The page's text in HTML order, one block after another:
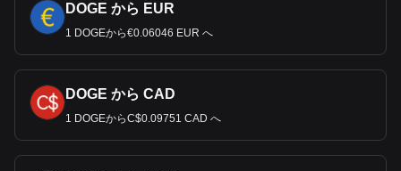
DOGE から EUR
1 DOGEから€0.06046 EUR へ
DOGE から CAD
1 DOGEからC$0.09751 CAD へ